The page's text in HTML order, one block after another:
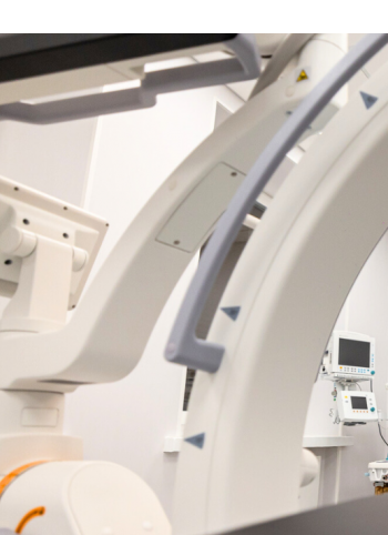
„Atsisakyti prenumeratos". Plačiau apie asmens duomenų
PRIVATUMO POLITIKOJE